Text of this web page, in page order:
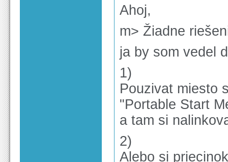
Ahoj,
m> Žiadne
ja by som vedel
1)
Pouzivat miesto
"Portable Start
a tam si
2)
Alebo si